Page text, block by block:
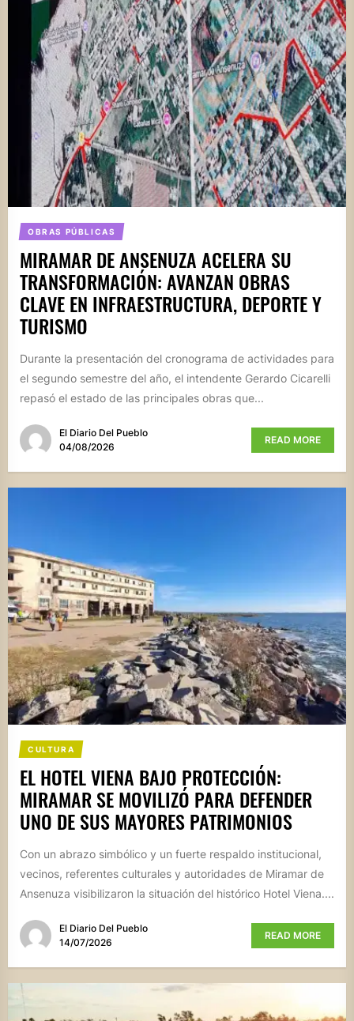
OBRAS PÚBLICAS
MIRAMAR DE ANSENUZA ACELERA SU
TRANSFORMACIÓN: AVANZAN OBRAS
CLAVE EN INFRAESTRUCTURA, DEPORTE Y
TURISMO
Durante la presentación del cronograma de actividades para
el segundo semestre del año, el intendente Gerardo Cicarelli
repasó el estado de las principales obras que...
El Diario Del Pueblo
04/08/2026
READ MORE
CULTURA
EL HOTEL VIENA BAJO PROTECCIÓN:
MIRAMAR SE MOVILIZÓ PARA DEFENDER
UNO DE SUS MAYORES PATRIMONIOS
Con un abrazo simbólico y un fuerte respaldo institucional,
vecinos, referentes culturales y autoridades de Miramar de
Ansenuza visibilizaron la situación del histórico Hotel Viena....
El Diario Del Pueblo
14/07/2026
READ MORE